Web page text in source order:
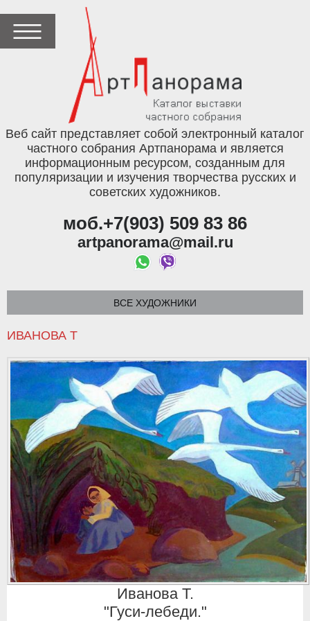
Веб сайт представляет собой электронный каталог
частного собрания Артпанорама и является
информационным ресурсом, созданным для
популяризации и изучения творчества русских и
советских художников.
моб.+7(903) 509 83 86
artpanorama@mail.ru
ВСЕ ХУДОЖНИКИ
ИВАНОВА Т
Иванова Т.
"Гуси-лебеди."